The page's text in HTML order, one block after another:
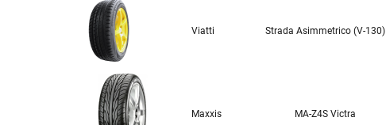
Viatti Strada Asimmetrico (V-130)
Maxxis MA-Z4S Victra